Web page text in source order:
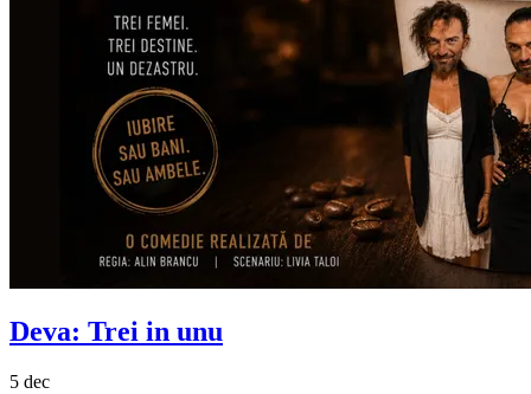
Deva: Trei in unu
5 dec